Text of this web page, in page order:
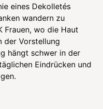
eines Dekolletés
wandern zu
Frauen, wo die Haut
der Vorstellung
hängt schwer in der
Eindrücken und